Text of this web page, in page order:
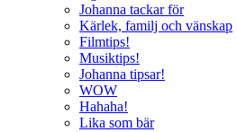
Johanna tackar för
Kärlek, familj och vänskap
Filmtips!
Musiktips!
Johanna tipsar!
WOW
Hahaha!
Lika som bär